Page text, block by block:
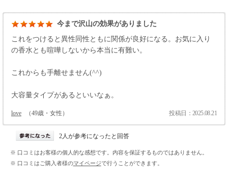
今まで沢山の効果がありました
これをつけると異性同性ともに関係が良好になる。お気に入り
の香水とも喧嘩しないから本当に有難い。
これからも手離せません(^^)
大容量タイプがあるといいなぁ。
love （49歳・女性） 投稿日：2025.08.21
2人が参考になったと回答
※ 口コミはお客様の個人的な感想です。内容を保証するものではありません。
※ 口コミはご購入者様のマイページで行うことができます。